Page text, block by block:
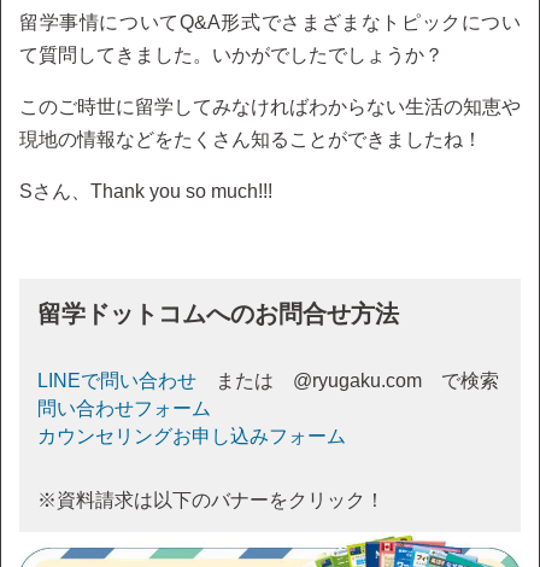
留学事情についてQ&A形式でさまざまなトピックについ
て質問してきました。いかがでしたでしょうか？
このご時世に留学してみなければわからない生活の知恵や
現地の情報などをたくさん知ることができましたね！
Sさん、Thank you so much!!!
留学ドットコムへのお問合せ方法
LINEで問い合わせ または @ryugaku.com で検索
問い合わせフォーム
カウンセリングお申し込みフォーム
※資料請求は以下のバナーをクリック！